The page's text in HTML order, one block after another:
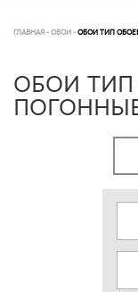
ГЛАВНАЯ - ОБОИ - ОБОИ ТИП
ОБОИ ТИП